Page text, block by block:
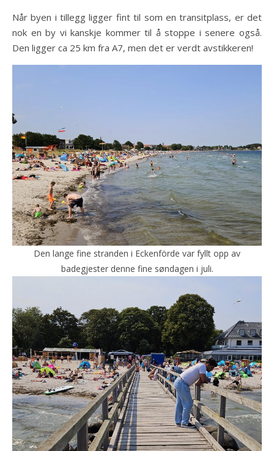
Når byen i tillegg ligger fint til som en transitplass, er det
nok en by vi kanskje kommer til å stoppe i senere også.
Den ligger ca 25 km fra A7, men det er verdt avstikkeren!
Den lange fine stranden i Eckenförde var fyllt opp av
badegjester denne fine søndagen i juli.